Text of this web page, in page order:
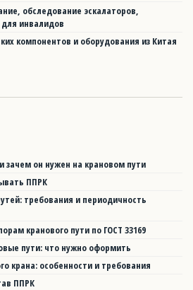
обследование эскалаторов,
инвалидов
компонентов и оборудования из Китая
зачем он нужен на крановом пути
ППРК
требования и периодичность
кранового пути по ГОСТ 33169
пути: что нужно оформить
крана: особенности и требования
ППРК